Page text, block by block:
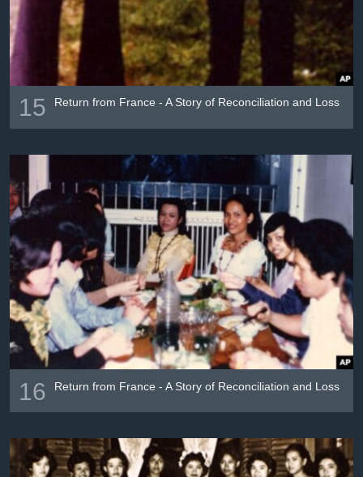
15 Return from France - A Story of Reconciliation and Loss
16 Return from France - A Story of Reconciliation and Loss